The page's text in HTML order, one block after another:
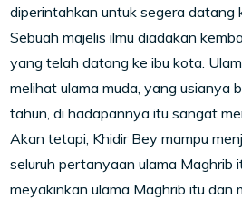
diperintahkan untuk segera datang
Sebuah majelis ilmu diadakan
yang telah datang ke ibu kota.
melihat ulama muda, yang usianya
tahun, di hadapannya itu sangat
Akan tetapi, Khidir Bey mampu
seluruh pertanyaan ulama Maghrib
meyakinkan ulama Maghrib itu dan